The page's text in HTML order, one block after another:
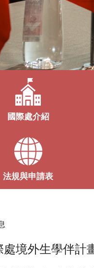
國際處介紹
法規與申請表
處境外生學伴計